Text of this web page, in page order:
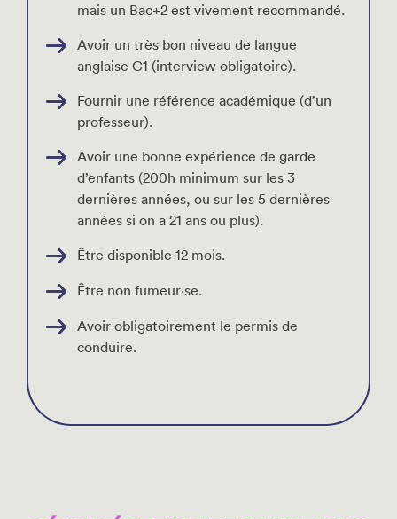
mais un Bac+2 est vivement recommandé.
Avoir un très bon niveau de langue
anglaise C1 (interview obligatoire).
Fournir une référence académique (d’un
professeur).
Avoir une bonne expérience de garde
d’enfants (200h minimum sur les 3
dernières années, ou sur les 5 dernières
années si on a 21 ans ou plus).
Être disponible 12 mois.
Être non fumeur·se.
Avoir obligatoirement le permis de
conduire.